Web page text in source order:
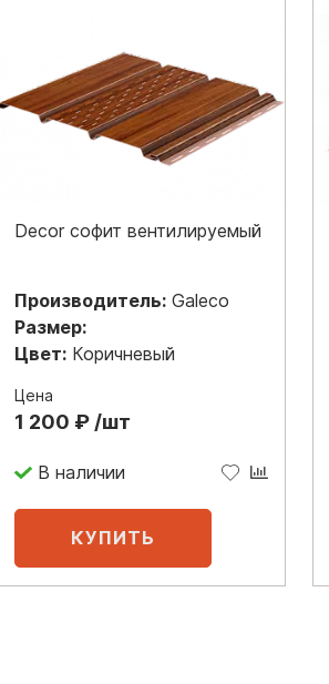
Decor софит вентилируемый
Производитель: Galeco
Размер:
Цвет: Коричневый
Цена
1 200 ₽ /шт
В наличии